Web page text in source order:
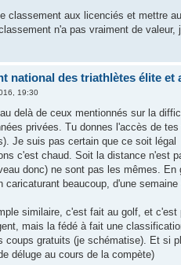
classement aux licenciés et mettre
n'a pas vraiment de
national des triathlètes élite et
19:30
delà de ceux mentionnés sur la
privées. Tu donnes l'accès de
Je suis pas certain que ce soit légal
c'est chaud. Soit la distance n'est
donc) ne sont pas les mêmes.
caricaturant beaucoup, d'une
similaire, c'est fait au golf, et c'est
mais la fédé à fait une
coups gratuits (je schématise). Et si
déluge au cours de la compète)